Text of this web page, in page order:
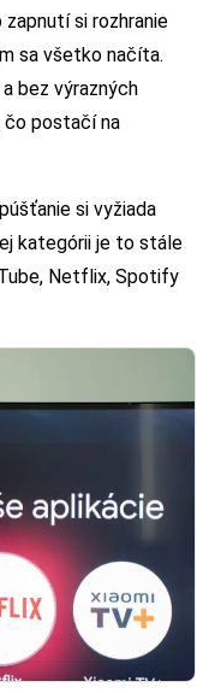
zapnutí si rozhranie
sa všetko načíta.
bez výrazných
čo postačí na
si vyžiada
kategórii je to stále
Netflix, Spotify